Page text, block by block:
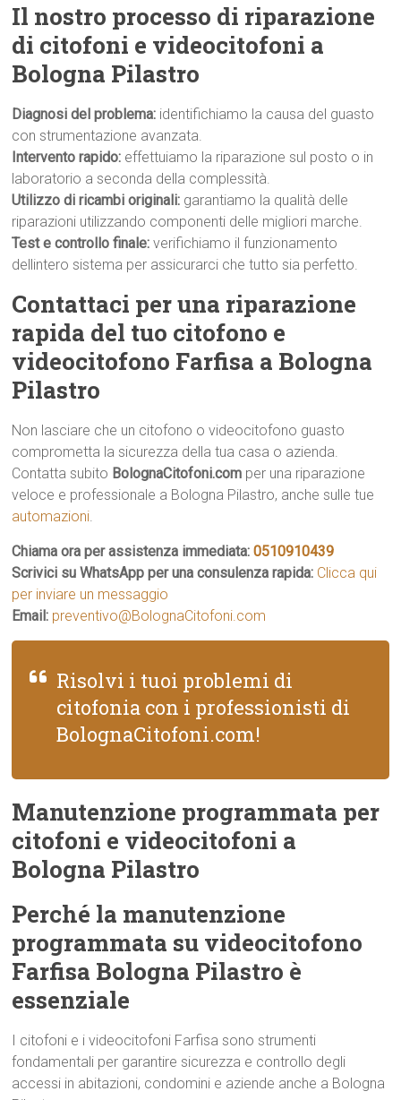
Il nostro processo di riparazione
di citofoni e videocitofoni a
Bologna Pilastro
Diagnosi del problema: identifichiamo la causa del guasto
con strumentazione avanzata.
Intervento rapido: effettuiamo la riparazione sul posto o in
laboratorio a seconda della complessità.
Utilizzo di ricambi originali: garantiamo la qualità delle
riparazioni utilizzando componenti delle migliori marche.
Test e controllo finale:verifichiamo il funzionamento
dellintero sistema per assicurarci che tutto sia perfetto.
Contattaci per una riparazione
rapida del tuo citofono e
videocitofono Farfisa a Bologna
Pilastro
Non lasciare che un citofono o videocitofono guasto
comprometta la sicurezza della tua casa o azienda.
Contatta subito BolognaCitofoni.com per una riparazione
veloce e professionale a Bologna Pilastro, anche sulle tue
automazioni.
Chiama ora per assistenza immediata:0510910439
Scrivici su WhatsApp per una consulenza rapida: Clicca qui
per inviare un messaggio
Email: preventivo@BolognaCitofoni.com
Risolvi i tuoi problemi di
citofonia con i professionisti di
BolognaCitofoni.com!
Manutenzione programmata per
citofoni e videocitofoni a
Bologna Pilastro
Perché la manutenzione
programmata su videocitofono
Farfisa Bologna Pilastro è
essenziale
I citofoni e i videocitofoni Farfisa sono strumenti
fondamentali per garantire sicurezza e controllo degli
accessi in abitazioni, condomini e aziende anche a Bologna